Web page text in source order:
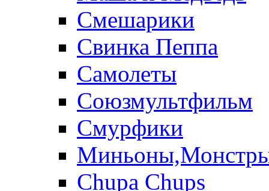
Смешарики
Свинка Пеппа
Самолеты
Союзмультфильм
Смурфики
Chupa Chups